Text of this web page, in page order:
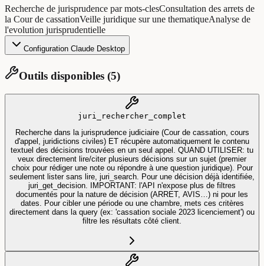
Recherche de jurisprudence par mots-clesConsultation des arrets de
la Cour de cassationVeille juridique sur une thematiqueAnalyse de
l'evolution jurisprudentielle
Configuration Claude Desktop
Outils disponibles (5)
juri_rechercher_complet
Recherche dans la jurisprudence judiciaire (Cour de cassation, cours
d'appel, juridictions civiles) ET récupère automatiquement le contenu
textuel des décisions trouvées en un seul appel. QUAND UTILISER: tu
veux directement lire/citer plusieurs décisions sur un sujet (premier
choix pour rédiger une note ou répondre à une question juridique). Pour
seulement lister sans lire, juri_search. Pour une décision déjà identifiée,
juri_get_decision. IMPORTANT: l'API n'expose plus de filtres
documentés pour la nature de décision (ARRET, AVIS…) ni pour les
dates. Pour cibler une période ou une chambre, mets ces critères
directement dans la query (ex: 'cassation sociale 2023 licenciement') ou
filtre les résultats côté client.